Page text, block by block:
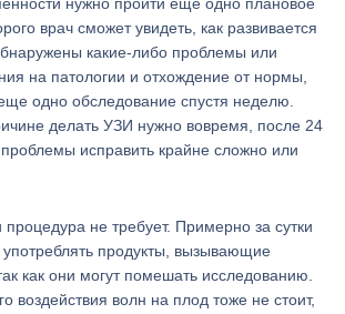
врач сможет увидеть, как развивается
какие-либо проблемы или
на патологии и отхождение от нормы,
одно обследование спустя неделю.
делать УЗИ нужно вовремя, после 24
исправить крайне сложно или
процедура не требует. Примерно за сутки
продукты, вызывающие
как они могут помешать исследованию.
воздействия волн на плод тоже не стоит,